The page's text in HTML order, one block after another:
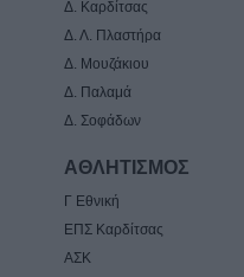
Δ. Καρδίτσας
Δ. Λ. Πλαστήρα
Δ. Μουζάκιου
Δ. Παλαμά
Δ. Σοφάδων
ΑΘΛΗΤΙΣΜΟΣ
Γ Εθνική
ΕΠΣ Καρδίτσας
ΑΣΚ